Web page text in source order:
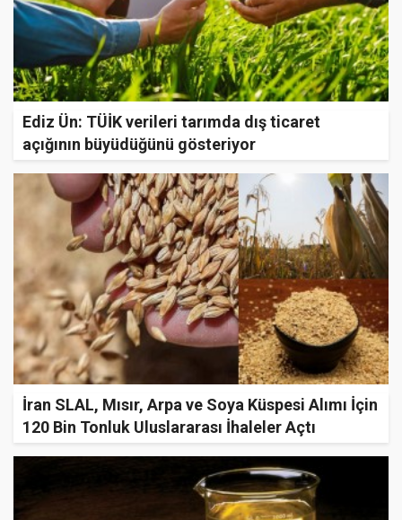
Ediz Ün: TÜİK verileri tarımda dış ticaret
açığının büyüdüğünü gösteriyor
İran SLAL, Mısır, Arpa ve Soya Küspesi Alımı İçin
120 Bin Tonluk Uluslararası İhaleler Açtı